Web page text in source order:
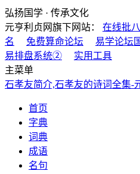
弘扬国学 · 传承文化
元亨利贞网旗下网站： 在线批
名
免费算命论坛 易学论坛
易排盘系统②
实用工具
主菜单
石孝友简介,石孝友的诗词全集-
首页
字典
词典
成语
名句